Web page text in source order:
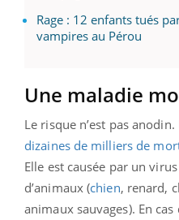
Rage : 12 enfants tués
vampires au Pérou
Une maladie
Le risque n’est pas
dizaines de milliers de
Elle est causée par un
d’animaux (chien, renard,
animaux sauvages). En